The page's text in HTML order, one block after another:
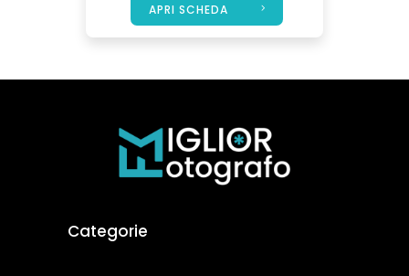
APRI SCHEDA
Categorie